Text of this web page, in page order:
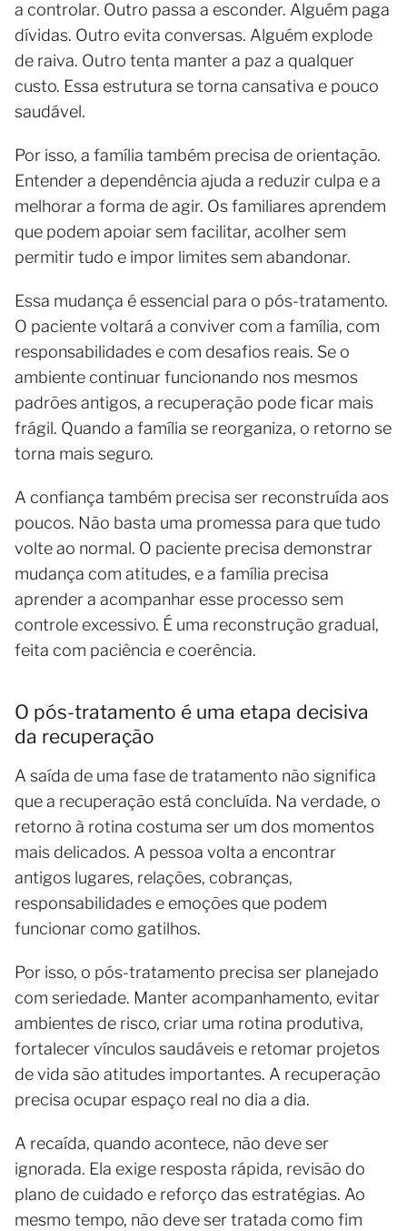
a controlar. Outro passa a esconder. Alguém paga
dívidas. Outro evita conversas. Alguém explode
de raiva. Outro tenta manter a paz a qualquer
custo. Essa estrutura se torna cansativa e pouco
saudável.
Por isso, a família também precisa de orientação.
Entender a dependência ajuda a reduzir culpa e a
melhorar a forma de agir. Os familiares aprendem
que podem apoiar sem facilitar, acolher sem
permitir tudo e impor limites sem abandonar.
Essa mudança é essencial para o pós-tratamento.
O paciente voltará a conviver com a família, com
responsabilidades e com desafios reais. Se o
ambiente continuar funcionando nos mesmos
padrões antigos, a recuperação pode ficar mais
frágil. Quando a família se reorganiza, o retorno se
torna mais seguro.
A confiança também precisa ser reconstruída aos
poucos. Não basta uma promessa para que tudo
volte ao normal. O paciente precisa demonstrar
mudança com atitudes, e a família precisa
aprender a acompanhar esse processo sem
controle excessivo. É uma reconstrução gradual,
feita com paciência e coerência.
O pós-tratamento é uma etapa decisiva
da recuperação
A saída de uma fase de tratamento não significa
que a recuperação está concluída. Na verdade, o
retorno à rotina costuma ser um dos momentos
mais delicados. A pessoa volta a encontrar
antigos lugares, relações, cobranças,
responsabilidades e emoções que podem
funcionar como gatilhos.
Por isso, o pós-tratamento precisa ser planejado
com seriedade. Manter acompanhamento, evitar
ambientes de risco, criar uma rotina produtiva,
fortalecer vínculos saudáveis e retomar projetos
de vida são atitudes importantes. A recuperação
precisa ocupar espaço real no dia a dia.
A recaída, quando acontece, não deve ser
ignorada. Ela exige resposta rápida, revisão do
plano de cuidado e reforço das estratégias. Ao
mesmo tempo, não deve ser tratada como fim